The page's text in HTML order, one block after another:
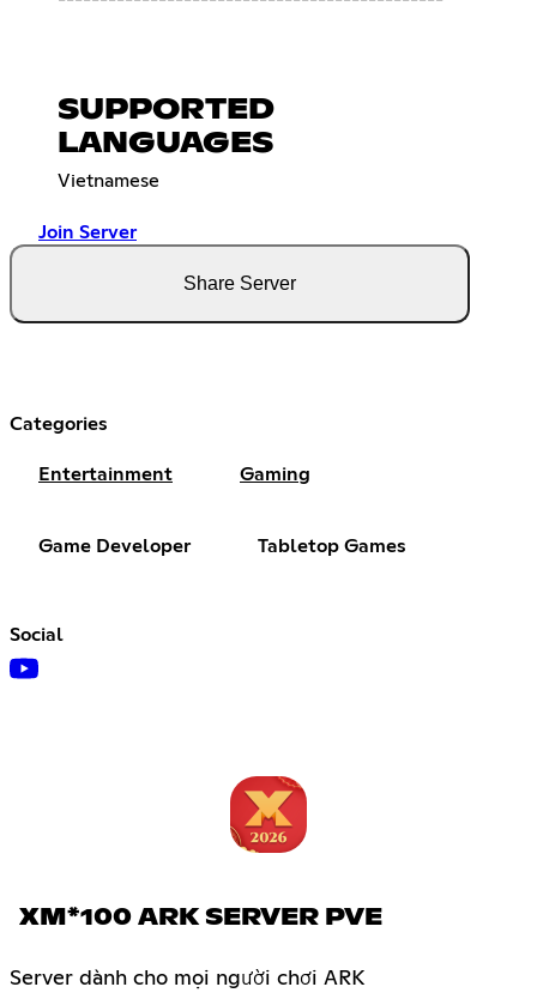
SUPPORTED
LANGUAGES
Vietnamese
Join Server
Share Server
Categories
Entertainment Gaming
Game Developer Tabletop Games
Social
XM*100 ARK SERVER PVE
Server dành cho mọi người chơi ARK